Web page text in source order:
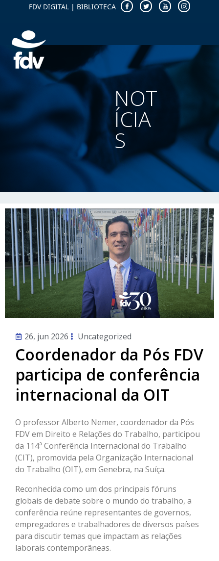
FDV DIGITAL | BIBLIOTECA
NOT
ÍCIA
S
26, jun 2026 Uncategorized
Coordenador da Pós FDV
participa de conferência
internacional da OIT
O professor Alberto Nemer, coordenador da Pós
FDV em Direito e Relações do Trabalho, participou
da 114ª Conferência Internacional do Trabalho
(CIT), promovida pela Organização Internacional
do Trabalho (OIT), em Genebra, na Suíça.
Reconhecida como um dos principais fóruns
globais de debate sobre o mundo do trabalho, a
conferência reúne representantes de governos,
empregadores e trabalhadores de diversos países
para discutir temas que impactam as relações
laborais contemporâneas.